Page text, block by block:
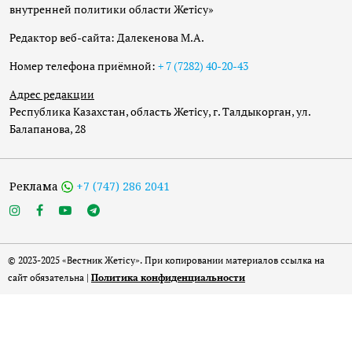
внутренней политики области Жетісу»
Редактор веб-сайта: Далекенова М.А.
Номер телефона приёмной: + 7 (7282) 40-20-43
Адрес редакции
Республика Казахстан, область Жетісу, г. Талдыкорган, ул.
Балапанова, 28
Реклама +7 (747) 286 2041
© 2023-2025 «Вестник Жетісу». При копировании материалов ссылка на
сайт обязательна | Политика конфиденциальности